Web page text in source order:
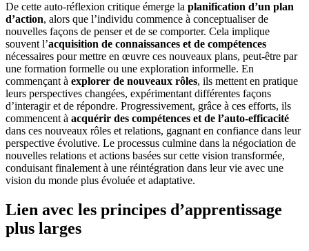
De cette auto-réflexion critique émerge la planification d’un plan
d’action, alors que l’individu commence à conceptualiser de
nouvelles façons de penser et de se comporter. Cela implique
souvent l’acquisition de connaissances et de compétences
nécessaires pour mettre en œuvre ces nouveaux plans, peut-être par
une formation formelle ou une exploration informelle. En
commençant à explorer de nouveaux rôles, ils mettent en pratique
leurs perspectives changées, expérimentant différentes façons
d’interagir et de répondre. Progressivement, grâce à ces efforts, ils
commencent à acquérir des compétences et de l’auto-efficacité
dans ces nouveaux rôles et relations, gagnant en confiance dans leur
perspective évolutive. Le processus culmine dans la négociation de
nouvelles relations et actions basées sur cette vision transformée,
conduisant finalement à une réintégration dans leur vie avec une
vision du monde plus évoluée et adaptative.
Lien avec les principes d’apprentissage
plus larges